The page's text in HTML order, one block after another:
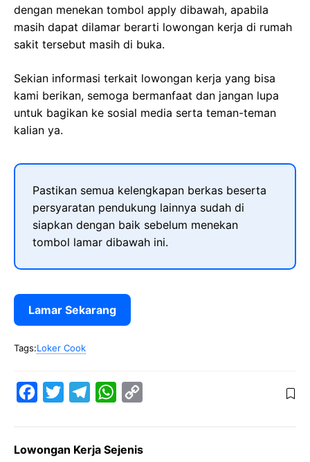
dengan menekan tombol apply dibawah, apabila
masih dapat dilamar berarti lowongan kerja di rumah
sakit tersebut masih di buka.
Sekian informasi terkait lowongan kerja yang bisa
kami berikan, semoga bermanfaat dan jangan lupa
untuk bagikan ke sosial media serta teman-teman
kalian ya.
Pastikan semua kelengkapan berkas beserta
persyaratan pendukung lainnya sudah di
siapkan dengan baik sebelum menekan
tombol lamar dibawah ini.
Lamar Sekarang
Tags:Loker Cook
e
t
e
W
t
y
Lowongan Kerja Sejenis